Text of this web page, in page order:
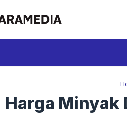
Harga Minyak